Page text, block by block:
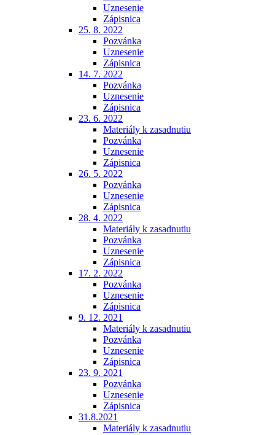
Uznesenie
Zápisnica
25. 8. 2022
Pozvánka
Uznesenie
Zápisnica
14. 7. 2022
Pozvánka
Uznesenie
Zápisnica
23. 6. 2022
Materiály k zasadnutiu
Pozvánka
Uznesenie
Zápisnica
26. 5. 2022
Pozvánka
Uznesenie
Zápisnica
28. 4. 2022
Materiály k zasadnutiu
Pozvánka
Uznesenie
Zápisnica
17. 2. 2022
Pozvánka
Uznesenie
Zápisnica
9. 12. 2021
Materiály k zasadnutiu
Pozvánka
Uznesenie
Zápisnica
23. 9. 2021
Pozvánka
Uznesenie
Zápisnica
31.8.2021
Materiály k zasadnutiu